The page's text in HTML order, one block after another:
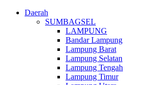
Daerah
SUMBAGSEL
LAMPUNG
Bandar Lampung
Lampung Barat
Lampung Selatan
Lampung Tengah
Lampung Timur